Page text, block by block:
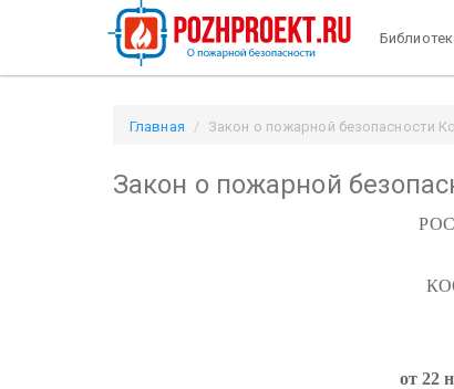
Главная Закон о пожарной безопасности
Закон о пожарной
от 22